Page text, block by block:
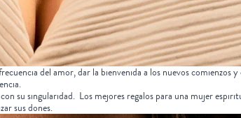
del amor, dar la bienvenida a los nuevos
su singularidad. Los mejoresregalos para una mujer
sus dones.